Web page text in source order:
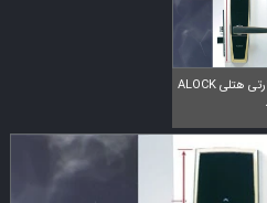
دستگیره کارتی هتلی ALOCK